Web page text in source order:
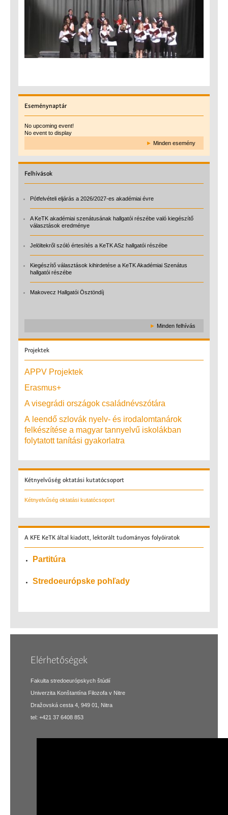
Eseménynaptár
No upcoming event!
No event to display
► Minden esemény
Felhívások
Pótfelvételi eljárás a 2026/2027-es akadémiai évre
A KeTK akadémiai szenátusának hallgatói részébe való kiegészítő
választások eredménye
Jelöltekről szóló értesítés a KeTK ASz hallgatói részébe
Kiegészítő választások kihirdetése a KeTK Akadémiai Szenátus
hallgatói részébe
Makovecz Hallgatói Ösztöndíj
► Minden felhívás
Projektek
APPV Projektek
Erasmus+
A visegrádi országok családnévszótára
A leendő szlovák nyelv- és irodalomtanárok
felkészítése a magyar tannyelvű iskolákban
folytatott tanítási gyakorlatra
Kétnyelvűség oktatási kutatócsoport
Kétnyelvűség oktatási kutatócsoport
A KFE KeTK által kiadott, lektorált tudományos folyóiratok
Partitúra
Stredoeurópske pohľady
Elérhetőségek
Fakulta stredoeurópskych štúdií
Univerzita Konštantína Filozofa v Nitre
Dražovská cesta 4, 949 01, Nitra
tel: +421 37 6408 853